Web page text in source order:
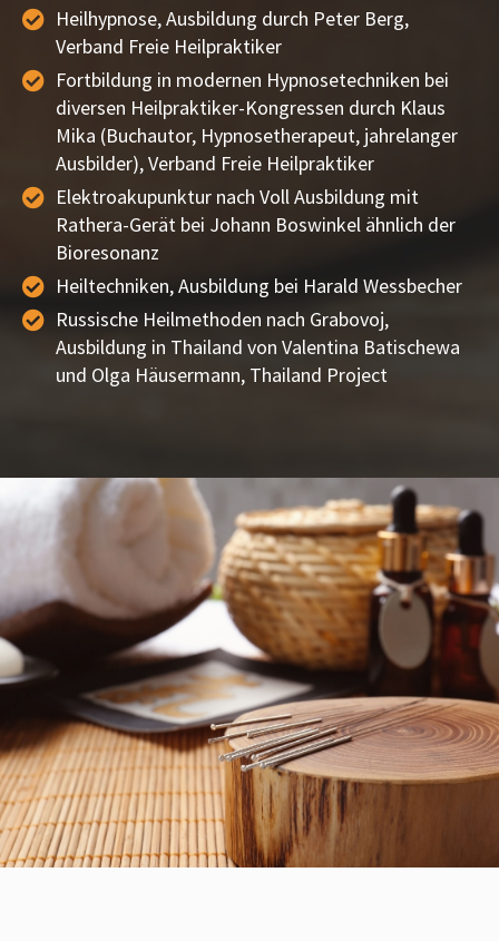
Heilhypnose, Ausbildung durch Peter Berg,
Verband Freie Heilpraktiker
Fortbildung in modernen Hypnosetechniken bei
diversen Heilpraktiker-Kongressen durch Klaus
Mika (Buchautor, Hypnosetherapeut, jahrelanger
Ausbilder), Verband Freie Heilpraktiker
Elektroakupunktur nach Voll Ausbildung mit
Rathera-Gerät bei Johann Boswinkel ähnlich der
Bioresonanz
Heiltechniken, Ausbildung bei Harald Wessbecher
Russische Heilmethoden nach Grabovoj,
Ausbildung in Thailand von Valentina Batischewa
und Olga Häusermann, Thailand Project